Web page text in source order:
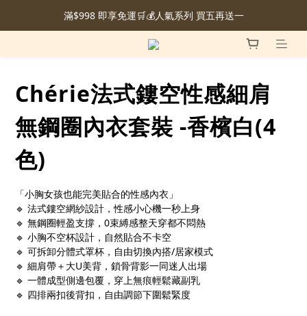
滿$998 即享免運🛒💰人氣系列 買五再送一
Chérie法式鏤空性感細肩
無鋼圈內衣套裝 -香檳白(4
色)
「小胸女孩也能完美貼合的性感內衣」
🔹 法式鏤空網紗設計，性感小心機一秒上身
🔹 無鋼圈輕盈支撐，0束縛感整天穿都不悶熱
🔹 小胸不空杯設計，自然貼合不卡空
🔹 可拆卸分體式罩杯，自由切換內搭/居家模式
🔹 細肩帶＋大U美背，鎖骨背影一同迷人出場
🔹 一體成型側邊包覆，穿上無痕輕鬆藏副乳
🔹 四排兩扣後背扣，自由調節下圍鬆緊度